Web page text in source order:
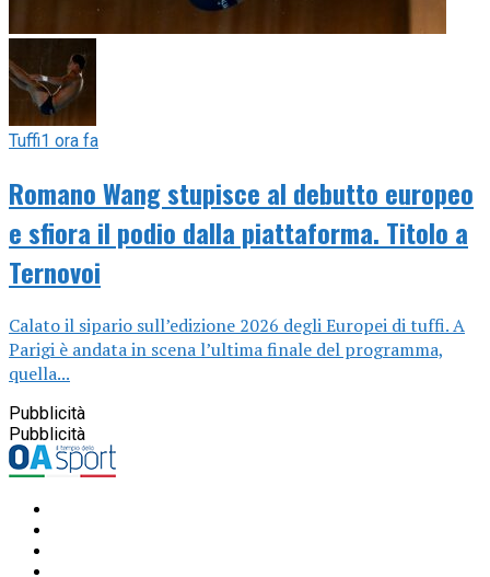
Tuffi1 ora fa
Romano Wang stupisce al debutto europeo
e sfiora il podio dalla piattaforma. Titolo a
Ternovoi
Calato il sipario sull’edizione 2026 degli Europei di tuffi. A
Parigi è andata in scena l’ultima finale del programma,
quella...
Pubblicità
Pubblicità